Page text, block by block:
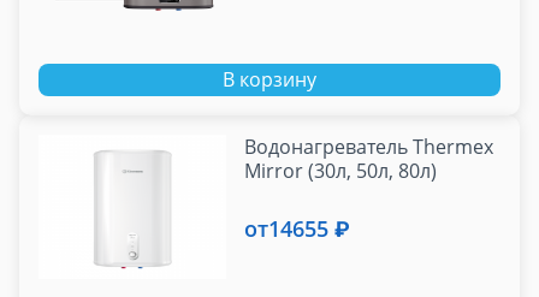
В корзину
Водонагреватель Thermex
Mirror (30л, 50л, 80л)
от14655 ₽